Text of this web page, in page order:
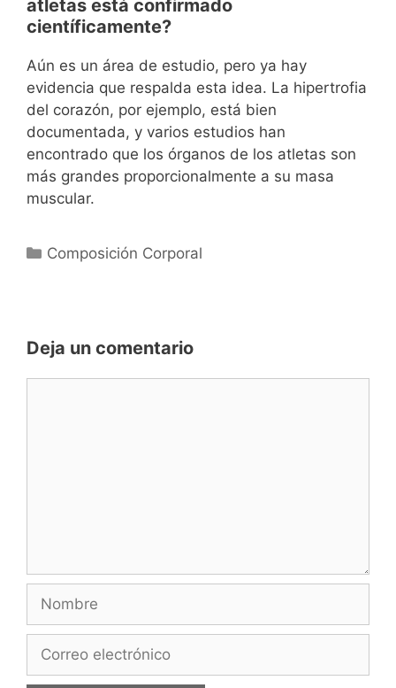
atletas está confirmado
científicamente?
Aún es un área de estudio, pero ya hay
evidencia que respalda esta idea. La hipertrofia
del corazón, por ejemplo, está bien
documentada, y varios estudios han
encontrado que los órganos de los atletas son
más grandes proporcionalmente a su masa
muscular.
Categorías
Composición Corporal
Deja un comentario
electrónico